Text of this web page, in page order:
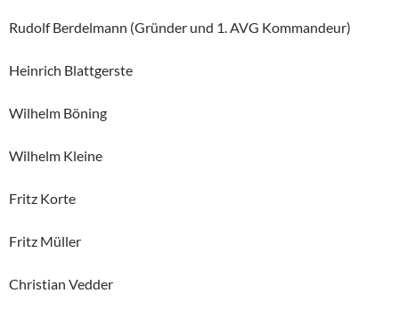
Rudolf Berdelmann (Gründer und 1. AVG Kommandeur)
Heinrich Blattgerste
Wilhelm Böning
Wilhelm Kleine
Fritz Korte
Fritz Müller
Christian Vedder